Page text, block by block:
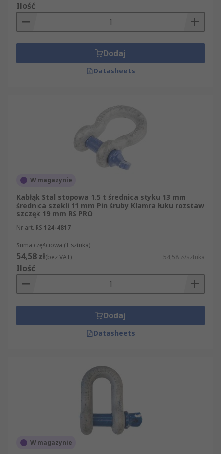
Ilość
Dodaj
Datasheets
W magazynie
Kabłąk Stal stopowa 1.5 t średnica styku 13 mm
średnica szekli 11 mm Pin śruby Klamra łuku rozstaw
szczęk 19 mm RS PRO
Nr art. RS 124-4817
Suma częściowa (1 sztuka)
54,58 zł(bez VAT) 54,58 zł/sztuka
Ilość
Dodaj
Datasheets
W magazynie